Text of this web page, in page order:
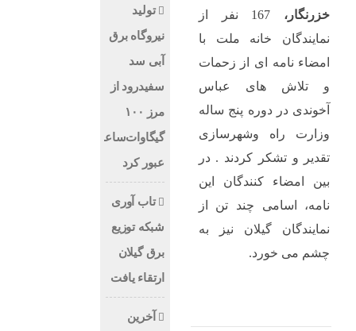
خزرنگار،
167 نفر از
نمایندگان خانه ملت با
امضاء نامه ای از زحمات
و تلاش های عباس
آخوندی در دوره پنج ساله
وزارت راه وشهرسازی
تقدیر و تشکر کردند . در
بین امضاء کنندگان این
نامه، اسامی چند تن از
نمایندگان گیلان نیز به
چشم می خورد.
تولید
نیروگاه برق‌
آبی سد
سفیدرود از
مرز ۱۰۰
گیگاوات‌ساعت
عبور کرد
تاب آوری
شبکه توزیع
برق گیلان
ارتقاء یافت
آخرین